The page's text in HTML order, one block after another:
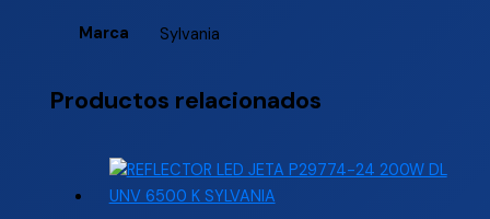
Marca Sylvania
Productos relacionados